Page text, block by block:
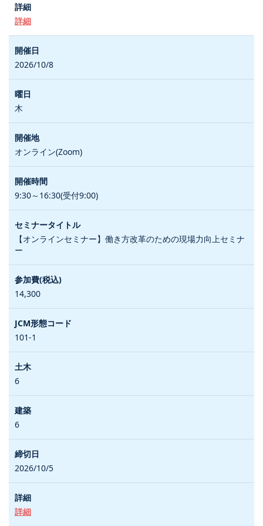
詳細
2026/10/8
木
オンライン(Zoom)
9:30～16:30(受付9:00)
【オンラインセミナー】働き方改革のための現場力向上セミナ
ー
14,300
101-1
6
6
2026/10/5
詳細